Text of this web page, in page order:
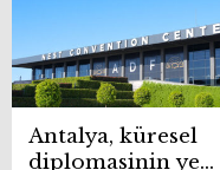
Antalya, küresel
diplomasinin yeni